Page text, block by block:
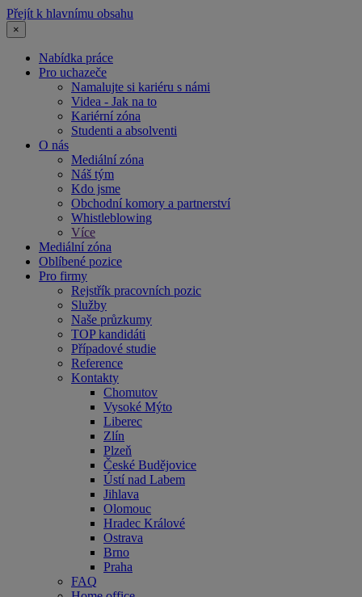
Přejít k hlavnímu obsahu
×
Nabídka práce
Pro uchazeče
Namalujte si kariéru s námi
Videa - Jak na to
Kariérní zóna
Studenti a absolventi
O nás
Mediální zóna
Náš tým
Kdo jsme
Obchodní komory a partnerství
Whistleblowing
Více
Mediální zóna
Oblíbené pozice
Pro firmy
Rejstřík pracovních pozic
Služby
Naše průzkumy
TOP kandidáti
Případové studie
Reference
Kontakty
Chomutov
Vysoké Mýto
Liberec
Zlín
Plzeň
České Budějovice
Ústí nad Labem
Jihlava
Olomouc
Hradec Králové
Ostrava
Brno
Praha
FAQ